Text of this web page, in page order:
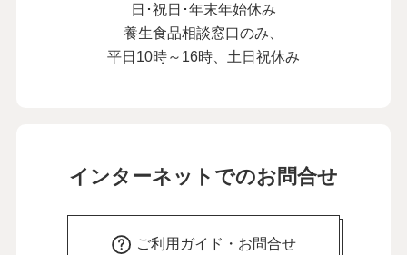
日･祝日･年末年始休み
養生食品相談窓口のみ、
平日10時～16時、土日祝休み
インターネットでのお問合せ
ご利用ガイド・お問合せ